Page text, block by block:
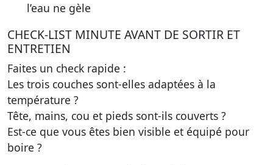
l’eau ne gèle
CHECK-LIST MINUTE AVANT DE SORTIR ET
ENTRETIEN
Faites un check rapide :
Les trois couches sont-elles adaptées à la
température ?
Tête, mains, cou et pieds sont-ils couverts ?
Est-ce que vous êtes bien visible et équipé pour
boire ?